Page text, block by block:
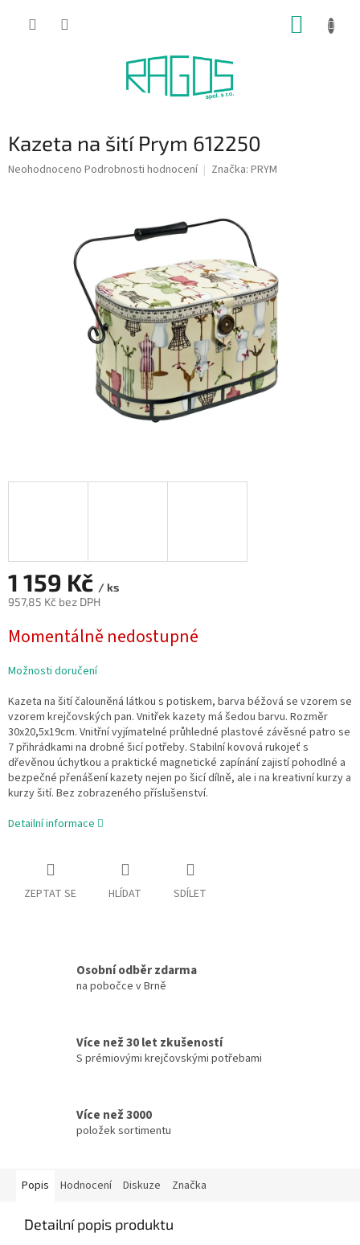
Kazeta na šití Prym 612250
Průměrné
Neohodnoceno Podrobnosti hodnocení Značka: PRYM
1 159 Kč / ks
957,85 Kč bez DPH
cena:
Momentálně nedostupné
Možnosti doručení
Kazeta na šitíčalouněná látkou s potiskem, barva béžová se vzorem se
vzorem krejčovských pan. Vnitřek kazety má šedou barvu. Rozměr
30x20,5x19cm. Vnitřní vyjímatelné průhledné plastové závěsné patro se
7 přihrádkami na drobné šicí potřeby. Stabilní kovová rukojeť s
dřevěnou úchytkou a praktické magnetické zapínání zajistí pohodlné a
bezpečné přenášení kazety nejen po šicí dílně, ale i na kreativní kurzy a
kurzy šití. Bez zobrazeného příslušenství.
Detailní informace
ZEPTAT SE HLÍDAT SDÍLET
Osobní odběr zdarma
na pobočce v Brně
Více než 30 let zkušeností
S prémiovými krejčovskými potřebami
Více než 3000
položek sortimentu
Popis Hodnocení Diskuze Značka
Detailní popis produktu